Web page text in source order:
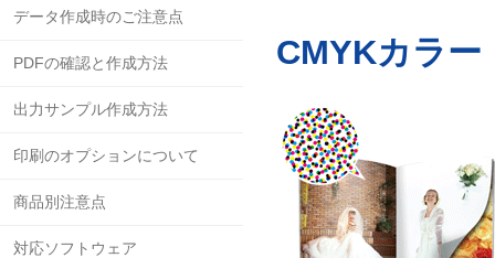
CMYKカラー
データ作成時のご注意点
PDFの確認と作成方法
出力サンプル作成方法
印刷のオプションについて
商品別注意点
対応ソフトウェア